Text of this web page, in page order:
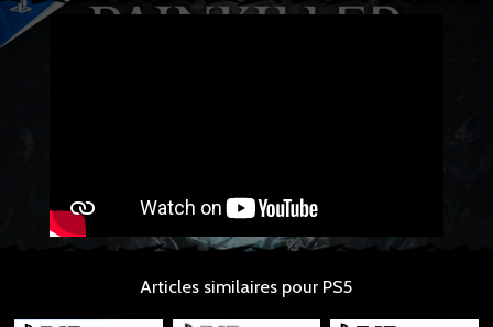
Articles similaires pour PS5